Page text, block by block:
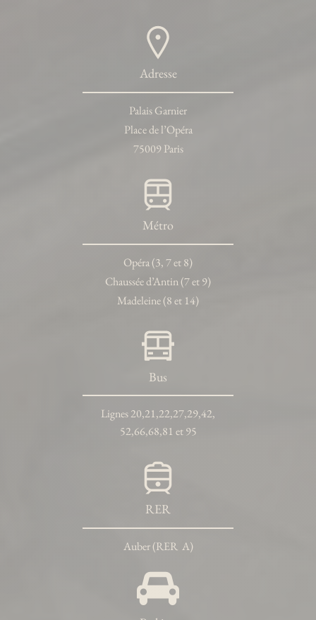
Adresse
Palais Garnier
Place de l’Opéra
75009 Paris
Métro
Opéra (3, 7 et 8)
Chaussée d’Antin (7 et 9)
Madeleine (8 et 14)
Bus
Lignes 20,21,22,27,29,42,
52,66,68,81 et 95
RER
Auber (RER A)